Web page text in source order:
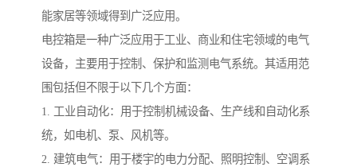
能家居等领域得到广泛应用。
电控箱是一种广泛应用于工业、商业和住宅领域的电气
设备，主要用于控制、保护和监测电气系统。其适用范
围包括但不限于以下几个方面：
1. 工业自动化：用于控制机械设备、生产线和自动化系
统，如电机、泵、风机等。
2. 建筑电气：用于楼宇的电力分配、照明控制、空调系